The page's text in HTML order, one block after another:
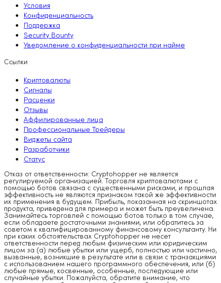
Условия
Конфиденциальность
Поддержка
Security Bounty
Уведомление о конфиденциальности при найме
Ссылки
Криптовалюты
Сигналы
Расценки
Отзывы
Аффилированные лица
Профессиональные Трейдеры
Виджеты сайта
Разработчики
Статус
Отказ от ответственности: Cryptohopper не является
регулируемой организацией. Торговля криптовалютами с
помощью ботов связана с существенными рисками, и прошлая
эффективность не являются признаком такой же эффективности
их применения в будущем. Прибыль, показанная на скриншотах
продукта, приведена для примера и может быть преувеличена.
Занимайтесь торговлей с помощью ботов только в том случае,
если обладаете достаточными знаниями, или обратитесь за
советом к квалифицированному финансовому консультанту. Ни
при каких обстоятельствах Cryptohopper не несет
ответственности перед любым физическим или юридическим
лицом за (а) любые убытки или ущерб, полностью или частично,
вызванные, возникшие в результате или в связи с транзакциями
с использованием нашего программного обеспечения, или (б)
любые прямые, косвенные, особенные, последующие или
случайные убытки. Пожалуйста, обратите внимание, что